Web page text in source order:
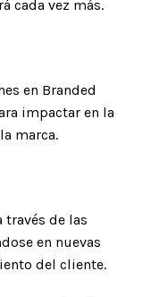
cada vez más.
en Branded
impactar en la
marca.
través de las
en nuevas
del cliente.